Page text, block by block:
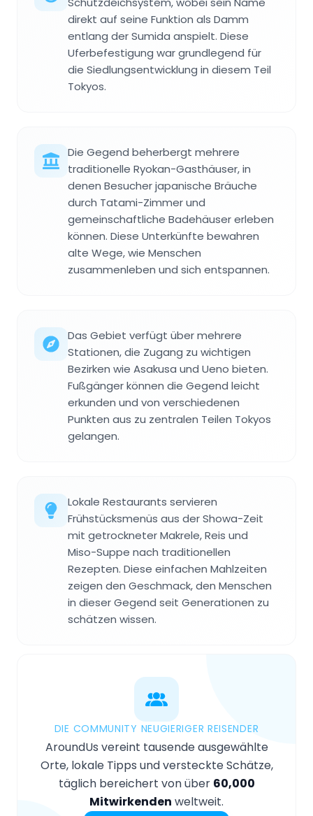
direkt auf seine Funktion als Damm
entlang der Sumida anspielt. Diese
Uferbefestigung war grundlegend für
die Siedlungsentwicklung in diesem Teil
Tokyos.
Die Gegend beherbergt mehrere
traditionelle Ryokan-Gasthäuser, in
denen Besucher japanische Bräuche
durch Tatami-Zimmer und
gemeinschaftliche Badehäuser erleben
können. Diese Unterkünfte bewahren
alte Wege, wie Menschen
zusammenleben und sich entspannen.
Das Gebiet verfügt über mehrere
Stationen, die Zugang zu wichtigen
Bezirken wie Asakusa und Ueno bieten.
Fußgänger können die Gegend leicht
erkunden und von verschiedenen
Punkten aus zu zentralen Teilen Tokyos
gelangen.
Lokale Restaurants servieren
Frühstücksmenüs aus der Showa-Zeit
mit getrockneter Makrele, Reis und
Miso-Suppe nach traditionellen
Rezepten. Diese einfachen Mahlzeiten
zeigen den Geschmack, den Menschen
in dieser Gegend seit Generationen zu
schätzen wissen.
DIE COMMUNITY NEUGIERIGER REISENDER
AroundUs vereint tausende ausgewählte
Orte, lokale Tipps und versteckte Schätze,
täglich bereichert von über 60,000
Mitwirkenden weltweit.